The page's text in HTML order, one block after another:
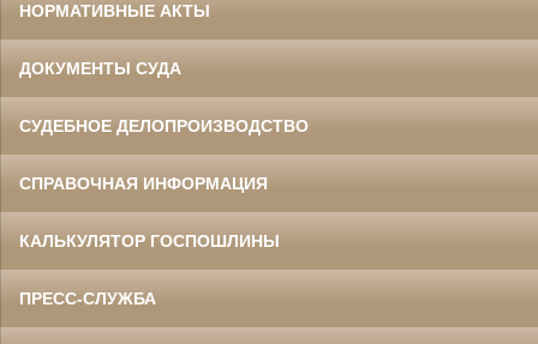
НОРМАТИВНЫЕ АКТЫ
ДОКУМЕНТЫ СУДА
СУДЕБНОЕ ДЕЛОПРОИЗВОДСТВО
СПРАВОЧНАЯ ИНФОРМАЦИЯ
КАЛЬКУЛЯТОР ГОСПОШЛИНЫ
ПРЕСС-СЛУЖБА